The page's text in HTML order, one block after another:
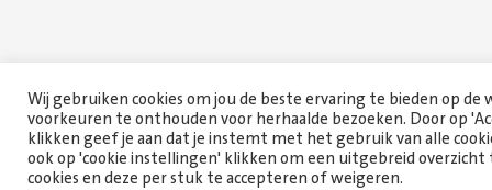
Wij gebruiken cookies om jou de beste ervaring te bieden op de
voorkeuren te onthouden voor herhaalde bezoeken. Door op
klikken geef je aan dat je instemt met het gebruik van alle
ook op 'cookie instellingen' klikken om een uitgebreid overzicht
cookies en deze per stuk te accepteren of weigeren.